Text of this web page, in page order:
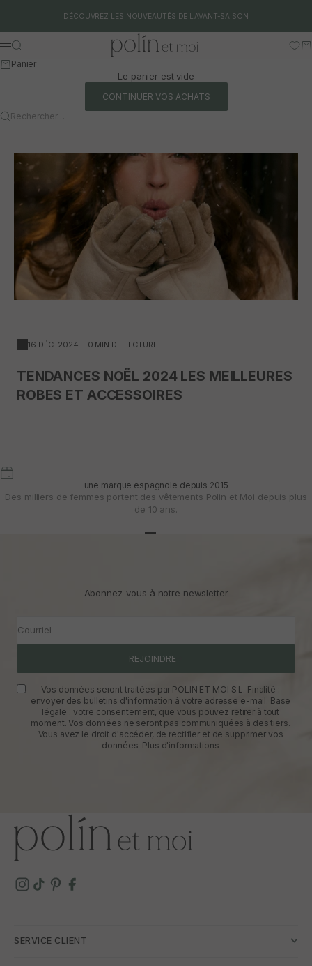
DÉCOUVREZ LES NOUVEAUTÉS DE L'AVANT-SAISON
Polín et moi
Menu
Rechercher
Panier
Le panier est vide
CONTINUER VOS ACHATS
Rechercher…
16 DÉC. 2024 0 MIN DE LECTURE
TENDANCES NOËL 2024 LES MEILLEURES
ROBES ET ACCESSOIRES
une marque espagnole depuis 2015
Des milliers de femmes portent des vêtements Polin et Moi depuis plus
de 10 ans.
Abonnez-vous à notre newsletter
Courriel
REJOINDRE
Vos données seront traitées par POLIN ET MOI S.L. Finalité :
envoyer des bulletins d'information à votre adresse e-mail. Base
légale : votre consentement, que vous pouvez retirer à tout
moment. Vos données ne seront pas communiquées à des tiers.
Vous avez le droit d'accéder, de rectifier et de supprimer vos
données. Plus d'informations
SERVICE CLIENT